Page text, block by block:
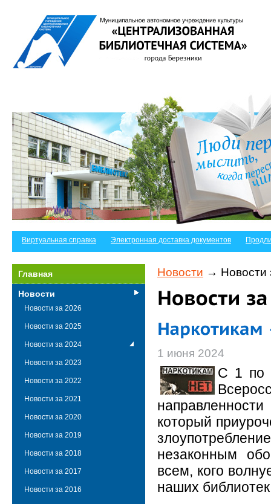
Виртуальная справка Электронная доставка документов
Новости → Новости
1 июня 2024
С 1 по
который
незаконным
всем, кого
наших
Главная
Новости
Новости за 2026
Новости за 2025
Новости за 2024
Новости за 2023
Новости за 2022
Новости за 2021
Новости за 2020
Новости за 2019
Новости за 2018
Новости за 2017
Новости за 2016